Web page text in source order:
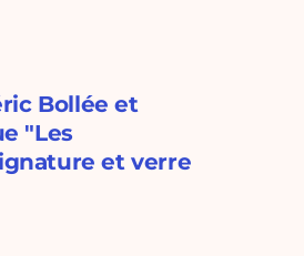
Bollée et
"Les
et verre